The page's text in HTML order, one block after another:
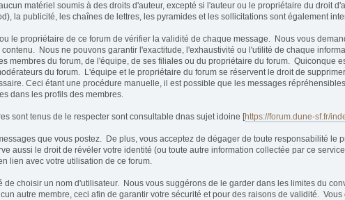
matériel soumis à des droits d'auteur, excepté si l'auteur ou le propriétaire du droit
la publicité, les chaînes de lettres, les pyramides et les sollicitations sont également
le propriétaire de ce forum de vérifier la validité de chaque message. Nous vous
Nous ne pouvons garantir l'exactitude, l'exhaustivité ou l'utilité de chaque
membres du forum, de l'équipe, de ses filiales ou du propriétaire du forum. Quiconque
du forum. L'équipe et le propriétaire du forum se réservent le droit de
Ceci étant une procédure manuelle, il est possible que les messages
dans les profils des membres.
sont tenus de le respecter sont consultable dnas sujet idoine [https://forum.dune-sf.fr/
que vous postez. De plus, vous acceptez de dégager de toute responsabilité le
aussi le droit de révéler votre identité (ou toute autre information collectée par ce
lien avec votre utilisation de ce forum.
de choisir un nom d'utilisateur. Nous vous suggérons de le garder dans les limites du
autre membre, ceci afin de garantir votre sécurité et pour des raisons de validité.